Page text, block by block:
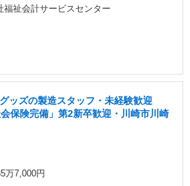
祉会計サービスセンター
ッズの製造スタッフ・未経験歓迎
会保険完備」第2新卒歓迎・川崎市川崎
万7,000円